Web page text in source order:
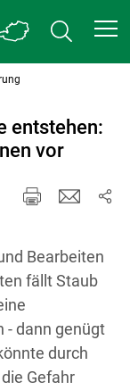
entstehen:
vor
Bearbeiten
fällt Staub
- dann genügt
durch
Gefahr